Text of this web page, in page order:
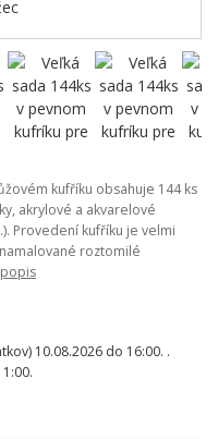
kufříku obsahuje 144 ks
akrylové a akvarelové
Provedení kufříku je velmi
roztomilé
10.08.2026 do 16:00. .